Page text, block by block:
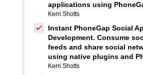
applications using
Kerri Shotts
Instant PhoneGap Social
Development. Consume
feeds and share social
using native plugins and
Kerri Shotts